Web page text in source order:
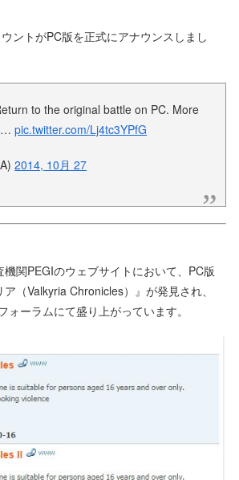
ントがPC版を正式にアナウンスしまし
to the original battle on PC. More
pic.twitter.com/Lj4tc3YPfG
2014, 10月 27
関PEGIのウェブサイトにおいて、PC版
ア（Valkyria Chronicles）』が発見され、
ォーラムにて盛り上がっています。